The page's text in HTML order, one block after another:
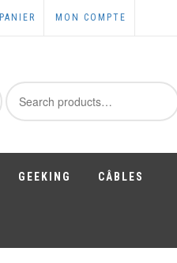
PANIER MON COMPTE
Search
for:
GEEKING CÂBLES